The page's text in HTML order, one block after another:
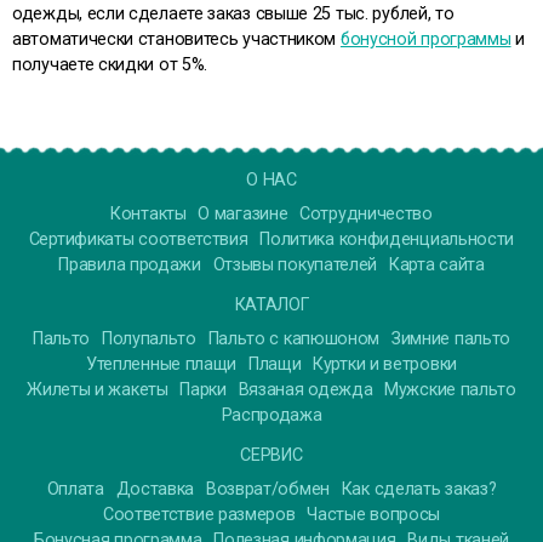
одежды, если сделаете заказ свыше 25 тыс. рублей, то
автоматически становитесь участником бонусной программы и
получаете скидки от 5%.
О НАС
Контакты
О магазине Сотрудничество
Сертификаты соответствия
Политика конфиденциальности
Правила продажи
Отзывы покупателей
Карта сайта
КАТАЛОГ
Пальто
Полупальто Пальто с капюшоном
Зимние пальто
Утепленные плащи
Плащи
Куртки и ветровки
Жилеты и жакеты
Парки Вязаная одежда
Мужские пальто
Распродажа
СЕРВИС
Оплата Доставка Возврат/обмен
Как сделать заказ?
Соответствие размеров
Частые вопросы